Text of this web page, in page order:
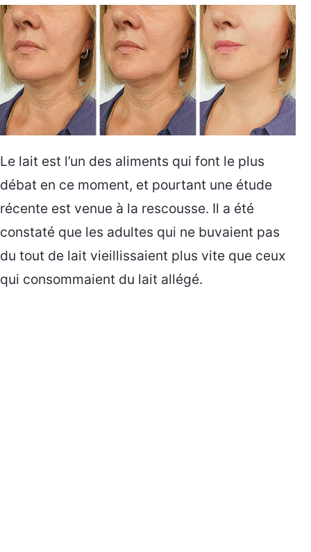
Le lait est l’un des aliments qui font le plus
débat en ce moment, et pourtant une étude
récente est venue à la rescousse. Il a été
constaté que les adultes qui ne buvaient pas
du tout de lait vieillissaient plus vite que ceux
qui consommaient du lait allégé.